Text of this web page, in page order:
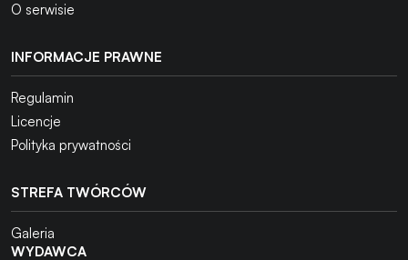
O serwisie
INFORMACJE PRAWNE
Regulamin
Licencje
Polityka prywatności
STREFA TWÓRCÓW
Galeria
WYDAWCA